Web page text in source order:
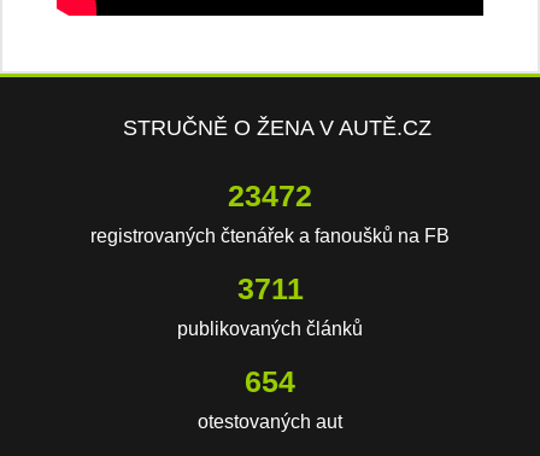
STRUČNĚ O ŽENA V AUTĚ.CZ
23472
registrovaných čtenářek a fanoušků na FB
3711
publikovaných článků
654
otestovaných aut